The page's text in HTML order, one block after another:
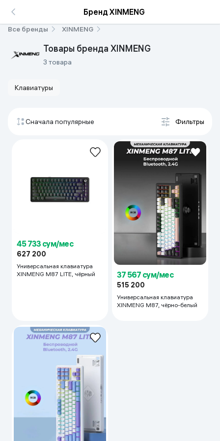
Бренд XINMENG
Все бренды XINMENG
Товары бренда XINMENG
3 товара
Клавиатуры
Сначала популярные Фильтры
45 733 сум/мес
627 200
Универсальная клавиатура
XINMENG M87 LITE, чёрный
37 567 сум/мес
515 200
Универсальная клавиатура
XINMENG M87, чёрно-белый